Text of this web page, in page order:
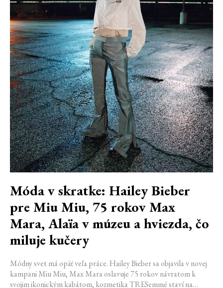
Móda v skratke: Hailey Bieber
pre Miu Miu, 75 rokov Max
Mara, Alaïa v múzeu a hviezda, čo
miluje kučery
Módny svet má opäť veľa práce. Hailey Bieber sa objavila v novej
kampani Miu Miu, Max Mara oslavuje 75 rokov návratom k
svojim ikonickým kabátom, kozmetika TRESemmé staví na